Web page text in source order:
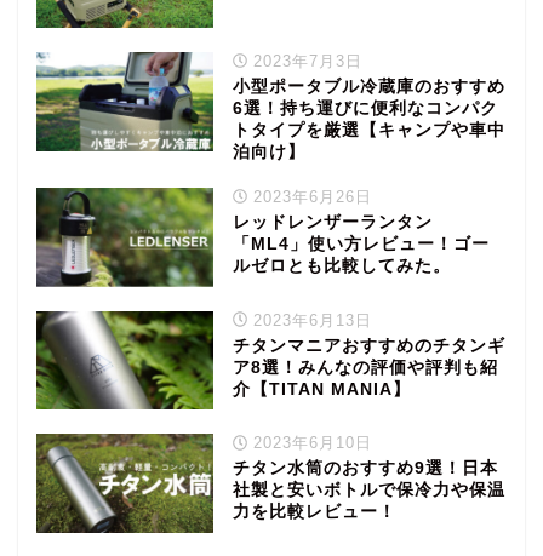
2023年7月3日
小型ポータブル冷蔵庫のおすすめ
6選！持ち運びに便利なコンパク
トタイプを厳選【キャンプや車中
泊向け】
2023年6月26日
レッドレンザーランタン
「ML4」使い方レビュー！ゴー
ルゼロとも比較してみた。
2023年6月13日
チタンマニアおすすめのチタンギ
ア8選！みんなの評価や評判も紹
介【TITAN MANIA】
2023年6月10日
チタン水筒のおすすめ9選！日本
社製と安いボトルで保冷力や保温
力を比較レビュー！